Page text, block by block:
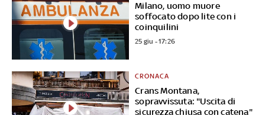
Milano, uomo muore
soffocato dopo lite con i
coinquilini
25 giu - 17:26
Crans Montana,
sopravvissuta: "Uscita di
sicurezza chiusa con catena"
CRONACA